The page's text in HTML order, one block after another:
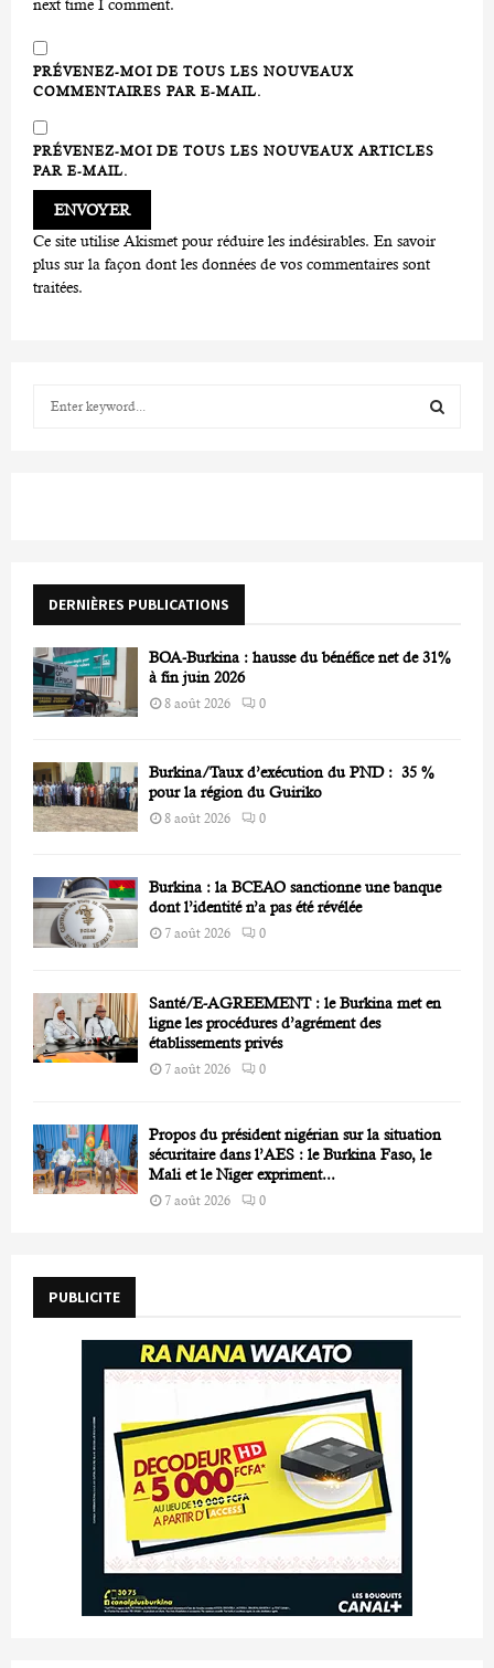
next time I comment.
PRÉVENEZ-MOI DE TOUS LES NOUVEAUX
COMMENTAIRES PAR E-MAIL.
PRÉVENEZ-MOI DE TOUS LES NOUVEAUX ARTICLES
PAR E-MAIL.
Ce site utilise Akismet pour réduire les indésirables. En savoir
plus sur la façon dont les données de vos commentaires sont
traitées.
r
DERNIÈRES PUBLICATIONS
BOA-Burkina : hausse du bénéfice net de 31%
à fin juin 2026
8 août 2026 0
Burkina/Taux d’exécution du PND : 35 %
pour la région du Guiriko
8 août 2026 0
Burkina : la BCEAO sanctionne une banque
dont l’identité n’a pas été révélée
7 août 2026 0
Santé/E-AGREEMENT : le Burkina met en
ligne les procédures d’agrément des
établissements privés
7 août 2026 0
Propos du président nigérian sur la situation
sécuritaire dans l’AES : le Burkina Faso, le
Mali et le Niger expriment...
7 août 2026 0
PUBLICITE